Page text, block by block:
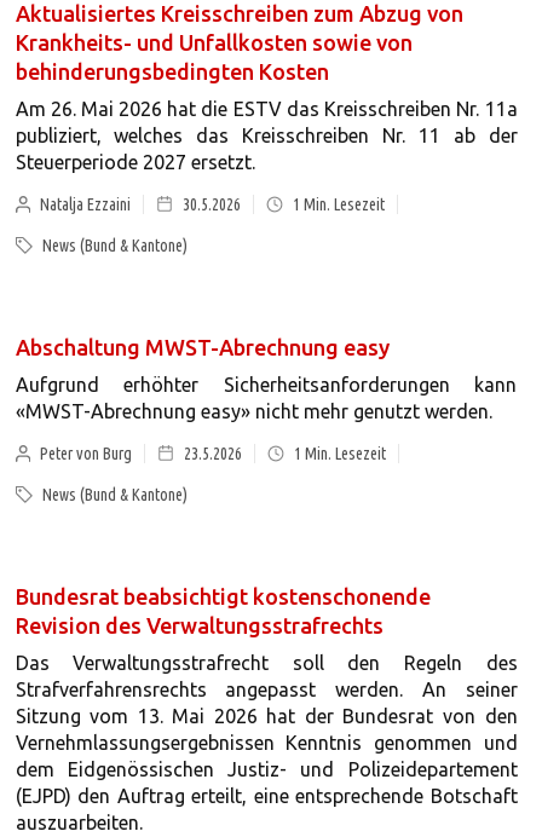
Aktualisiertes Kreisschreiben zum Abzug von
Krankheits- und Unfallkosten sowie von
behinderungsbedingten Kosten
Am 26. Mai 2026 hat die ESTV das Kreisschreiben Nr. 11a
publiziert, welches das Kreisschreiben Nr. 11 ab der
Steuerperiode 2027 ersetzt.
Natalja Ezzaini 30.5.2026 1 Min. Lesezeit
News (Bund & Kantone)
Abschaltung MWST-Abrechnung easy
Aufgrund erhöhter Sicherheitsanforderungen kann
«MWST-Abrechnung easy» nicht mehr genutzt werden.
Peter von Burg 23.5.2026 1 Min. Lesezeit
News (Bund & Kantone)
Bundesrat beabsichtigt kostenschonende
Revision des Verwaltungsstrafrechts
Das Verwaltungsstrafrecht soll den Regeln des
Strafverfahrensrechts angepasst werden. An seiner
Sitzung vom 13. Mai 2026 hat der Bundesrat von den
Vernehmlassungsergebnissen Kenntnis genommen und
dem Eidgenössischen Justiz- und Polizeidepartement
(EJPD) den Auftrag erteilt, eine entsprechende Botschaft
auszuarbeiten.